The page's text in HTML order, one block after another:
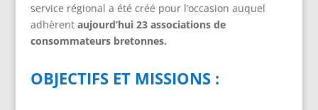
service régional a été créé pour l’occasion auquel
adhèrent aujourd’hui 23 associations de
consommateurs bretonnes.
OBJECTIFS ET MISSIONS :